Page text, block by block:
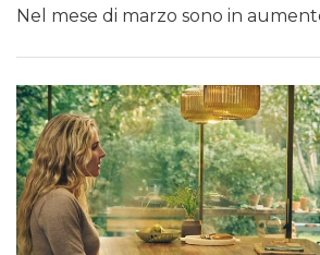
Nel mese di marzo sono in